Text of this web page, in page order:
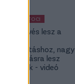
KÜLFÖLDI FOCI
KL: Ez kevés lesz a
továbbjutáshoz, nagy
feltámadásra lesz
szükségük - videó